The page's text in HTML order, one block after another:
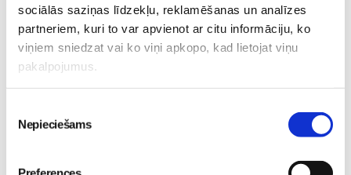
sociālās saziņas līdzekļu, reklamēšanas un analīzes
partneriem, kuri to var apvienot ar citu informāciju, ko
viņiem sniedzat vai ko viņi apkopo, kad lietojat viņu
pakalpojumus.
izvēle
Nepieciešams
Mazuļa pirmā pieredze